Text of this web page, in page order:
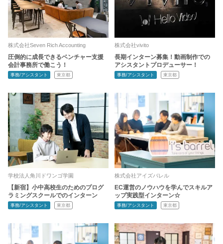
株式会社Seven Rich Accounting
圧倒的に成長できるベンチャー支援
会計事務所で働こう！
事務/アシスタント 東京都
株式会社vivito
長期インターン募集！動画制作での
アシスタントプロデューサー！
事務/アシスタント 東京都
学校法人角川ドワンゴ学園
【新宿】小中高校生のためのプログ
ラミングスクールでのインターン
事務/アシスタント 東京都
株式会社アイズバレル
EC運営のノウハウを学んでスキルア
ップ実践型インターン☆
事務/アシスタント 東京都